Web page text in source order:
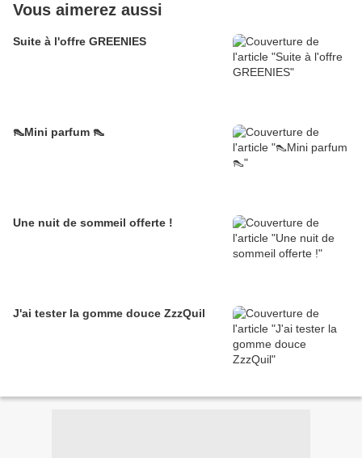
Vous aimerez aussi
Suite à l'offre GREENIES
👠Mini parfum 👠
Une nuit de sommeil offerte !
J'ai tester la gomme douce ZzzQuil